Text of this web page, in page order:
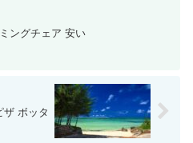
ングチェア 安い
ザ ボッタ